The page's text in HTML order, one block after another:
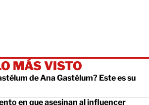
MÁS VISTO
de Ana Gastélum? Este es su
en que asesinan al influencer